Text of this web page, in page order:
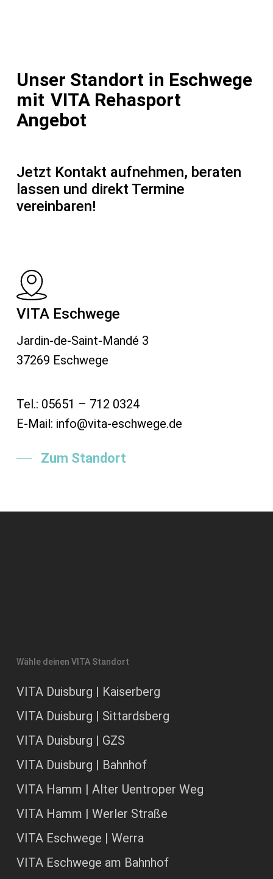
Unser Standort in Eschwege
mit VITA Rehasport
Angebot
Jetzt Kontakt aufnehmen, beraten
lassen und direkt Termine
vereinbaren!
VITA Eschwege
Jardin-de-Saint-Mandé 3
37269 Eschwege
Tel.: 05651 – 712 0324
E-Mail: info@vita-eschwege.de
Zum Standort
Wähle deinen VITA Standort
VITA Duisburg | Kaiserberg
VITA Duisburg | Sittardsberg
VITA Duisburg | GZS
VITA Duisburg | Bahnhof
VITA Hamm | Alter Uentroper Weg
VITA Hamm | Werler Straße
VITA Eschwege | Werra
VITA Eschwege am Bahnhof